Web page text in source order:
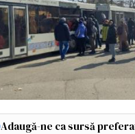
Adaugă-ne ca sursă